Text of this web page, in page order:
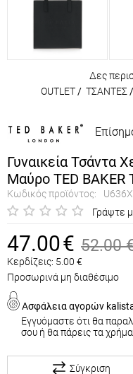
Δες
OUTLET/ ΤΣΑΝΤΕΣ /
Γυναικεία Τσάντα
Μαύρο TED BAKER
Κωδικός προϊόντος:
Γράψτε
47.00€ 52.00
Κερδίζεις: 5.00 €
Προσωρινά μη διαθέσιμο
Ασφάλεια αγορών
Εγγυόμαστε ότι θα
σου ή θα πάρεις τα
Σύγκριση